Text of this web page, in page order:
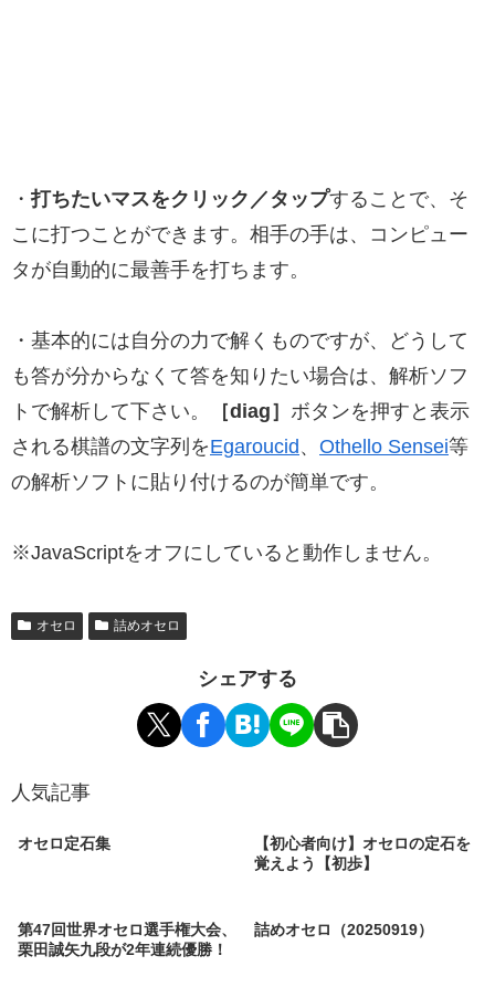
・打ちたいマスをクリック／タップすることで、そ
こに打つことができます。相手の手は、コンピュー
タが自動的に最善手を打ちます。
・基本的には自分の力で解くものですが、どうして
も答が分からなくて答を知りたい場合は、解析ソフ
トで解析して下さい。
［diag］ ボタンを押すと表示
される棋譜の文字列をEgaroucid、 Othello Sensei等
の解析ソフトに貼り付けるのが簡単です。
※JavaScriptをオフにしていると動作しません。
オセロ 詰めオセロ
シェアする
人気記事
オセロ定石集
【初心者向け】オセロの定石を
覚えよう【初歩】
第47回世界オセロ選手権大会、
栗田誠矢九段が2年連続優勝！
詰めオセロ（20250919）